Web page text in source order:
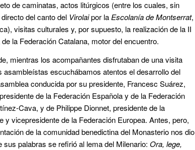
de caminatas, actos litúrgicos (entre los cuales, sin
del canto del Virolaipor laEscolanía de Montserrat,
visitas culturales y, por supuesto, la realización de la II
la Federación Catalana, motor del encuentro.
mientras los acompañantes disfrutaban de una visita
asambleístas escuchábamos atentos el desarrollo del
conducida por su presidente, Francesc Suárez,
de la Federación Española y de la Federación
Cava, y de Philippe Dionnet, presidente de la
y vicepresidente de la Federación Europea. Antes, pero,
de la comunidad benedictina del Monasterio nos dio
sus palabras se refirió al lema del Milenario:Ora, lege,